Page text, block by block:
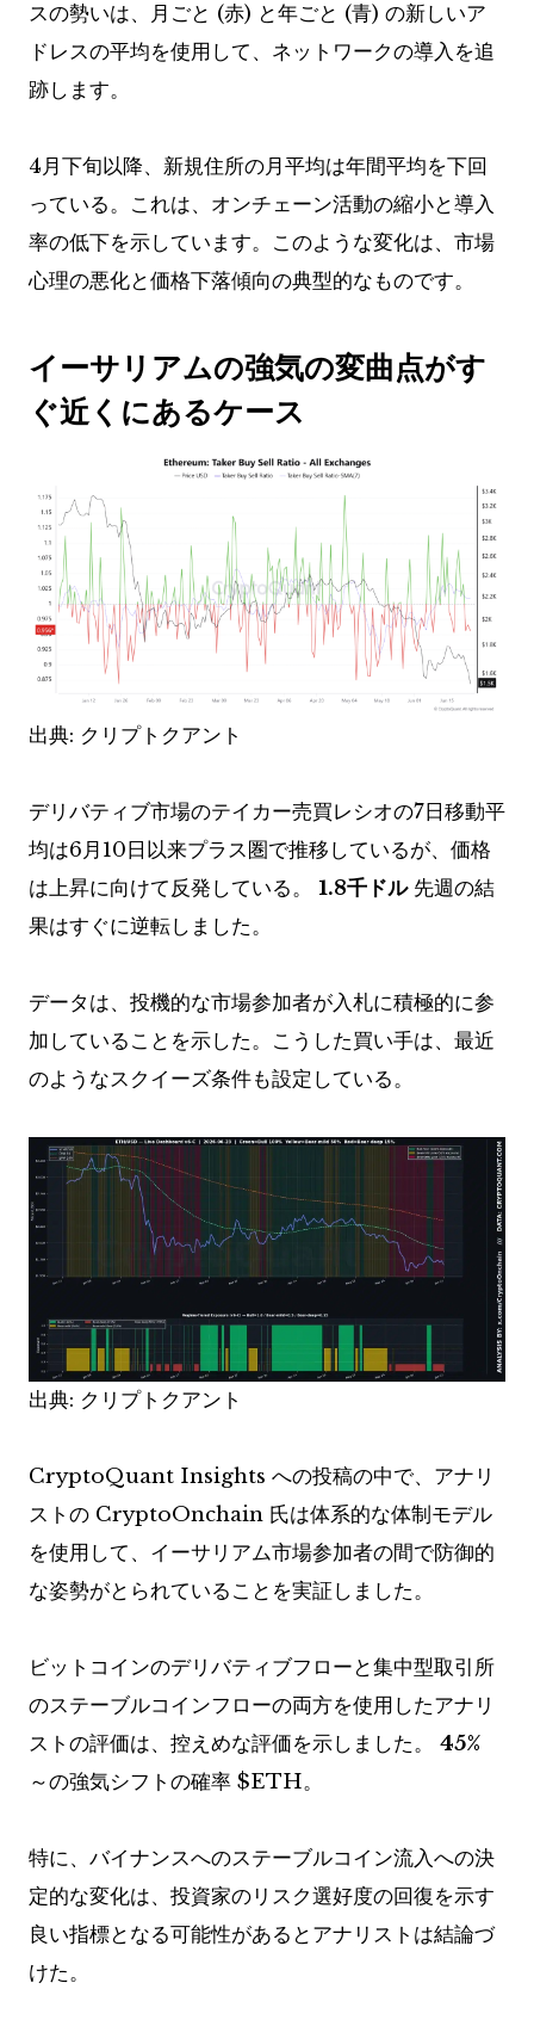
スの勢いは、月ごと (赤) と年ごと (青) の新しいア
ドレスの平均を使用して、ネットワークの導入を追
跡します。
4月下旬以降、新規住所の月平均は年間平均を下回
っている。これは、オンチェーン活動の縮小と導入
率の低下を示しています。このような変化は、市場
心理の悪化と価格下落傾向の典型的なものです。
イーサリアムの強気の変曲点がす
ぐ近くにあるケース
出典: クリプトクアント
デリバティブ市場のテイカー売買レシオの7日移動平
均は6月10日以来プラス圏で推移しているが、価格
は上昇に向けて反発している。 1.8千ドル先週の結
果はすぐに逆転しました。
データは、投機的な市場参加者が入札に積極的に参
加していることを示した。こうした買い手は、最近
のようなスクイーズ条件も設定している。
出典: クリプトクアント
CryptoQuant Insights への投稿の中で、アナリ
ストの CryptoOnchain 氏は体系的な体制モデル
を使用して、イーサリアム市場参加者の間で防御的
な姿勢がとられていることを実証しました。
ビットコインのデリバティブフローと集中型取引所
のステーブルコインフローの両方を使用したアナリ
ストの評価は、控えめな評価を示しました。 45%
～の強気シフトの確率 $ETH。
特に、バイナンスへのステーブルコイン流入への決
定的な変化は、投資家のリスク選好度の回復を示す
良い指標となる可能性があるとアナリストは結論づ
けた。